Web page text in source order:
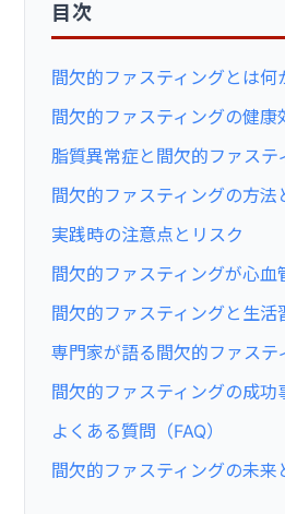
目次
間欠的ファスティングとは何
間欠的ファスティングの健康
脂質異常症と間欠的ファステ
間欠的ファスティングの方法
実践時の注意点とリスク
間欠的ファスティングが心
間欠的ファスティングと生活
専門家が語る間欠的ファステ
間欠的ファスティングの成功
よくある質問（FAQ）
間欠的ファスティングの未来